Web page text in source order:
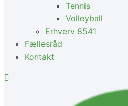
Tennis
Volleyball
Erhverv 8541
Fællesråd
Kontakt